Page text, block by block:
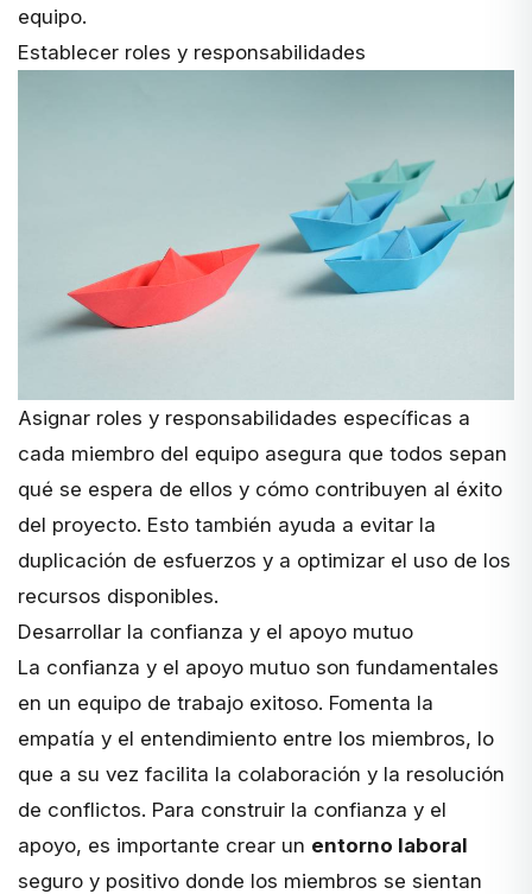
equipo.
Establecer roles y responsabilidades
Asignar roles y responsabilidades específicas a
cada miembro del equipo asegura que todos sepan
qué se espera de ellos y cómo contribuyen al éxito
del proyecto. Esto también ayuda a evitar la
duplicación de esfuerzos y a optimizar el uso de los
recursos disponibles.
Desarrollar la confianza y el apoyo mutuo
La confianza y el apoyo mutuo son fundamentales
en un equipo de trabajo exitoso. Fomenta la
empatía y el entendimiento entre los miembros, lo
que a su vez facilita la colaboración y la resolución
de conflictos. Para construir la confianza y el
apoyo, es importante crear un entorno laboral
seguro y positivo donde los miembros se sientan